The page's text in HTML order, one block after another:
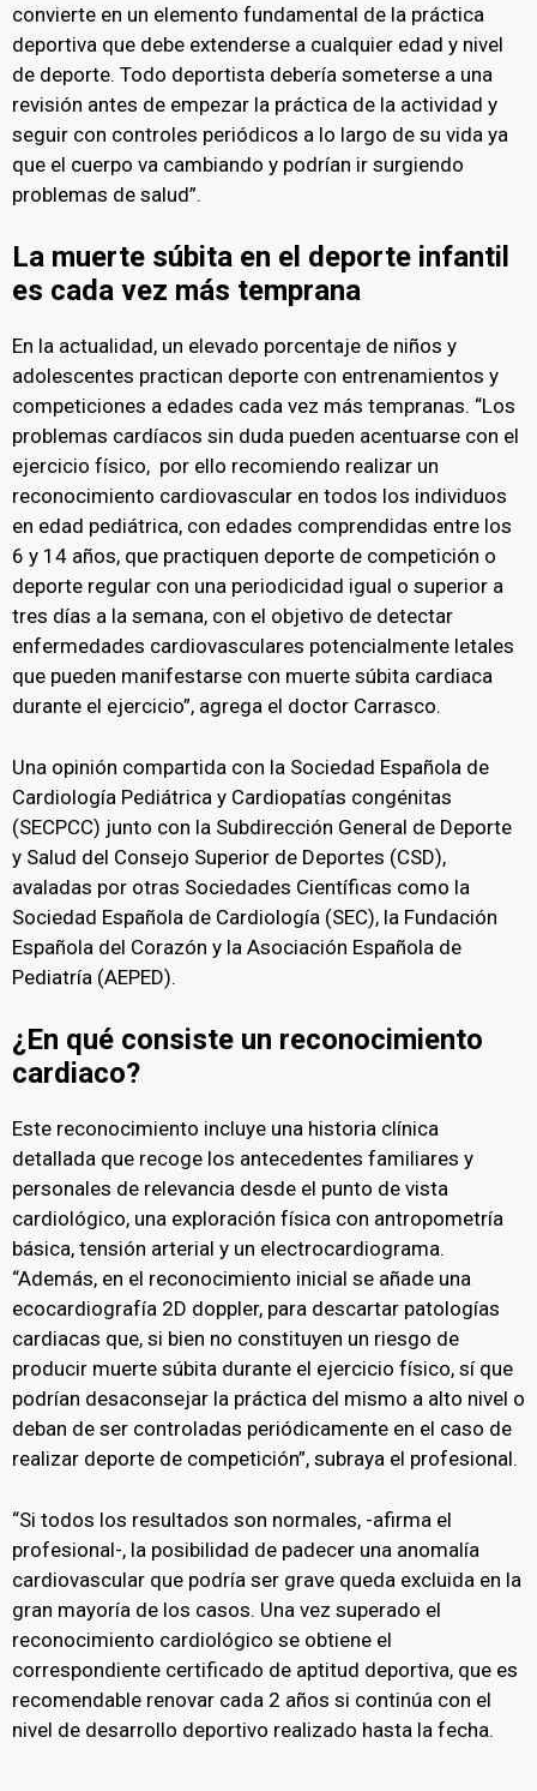
convierte en un elemento fundamental de la práctica
deportiva que debe extenderse a cualquier edad y nivel
de deporte. Todo deportista debería someterse a una
revisión antes de empezar la práctica de la actividad y
seguir con controles periódicos a lo largo de su vida ya
que el cuerpo va cambiando y podrían ir surgiendo
problemas de salud”.
La muerte súbita en el deporte infantil
es cada vez más temprana
En la actualidad, un elevado porcentaje de niños y
adolescentes practican deporte con entrenamientos y
competiciones a edades cada vez más tempranas. “Los
problemas cardíacos sin duda pueden acentuarse con el
ejercicio físico, por ello recomiendo realizar un
reconocimiento cardiovascular en todos los individuos
en edad pediátrica, con edades comprendidas entre los
6 y 14 años, que practiquen deporte de competición o
deporte regular con una periodicidad igual o superior a
tres días a la semana, con el objetivo de detectar
enfermedades cardiovasculares potencialmente letales
que pueden manifestarse con muerte súbita cardiaca
durante el ejercicio”, agrega el doctor Carrasco.
Una opinión compartida con la Sociedad Española de
Cardiología Pediátrica y Cardiopatías congénitas
(SECPCC) junto con la Subdirección General de Deporte
y Salud del Consejo Superior de Deportes (CSD),
avaladas por otras Sociedades Científicas como la
Sociedad Española de Cardiología (SEC), la Fundación
Española del Corazón y la Asociación Española de
Pediatría (AEPED).
¿En qué consiste un reconocimiento
cardiaco?
Este reconocimiento incluye una historia clínica
detallada que recoge los antecedentes familiares y
personales de relevancia desde el punto de vista
cardiológico, una exploración física con antropometría
básica, tensión arterial y un electrocardiograma.
“Además, en el reconocimiento inicial se añade una
ecocardiografía 2D doppler, para descartar patologías
cardiacas que, si bien no constituyen un riesgo de
producir muerte súbita durante el ejercicio físico, sí que
podrían desaconsejar la práctica del mismo a alto nivel o
deban de ser controladas periódicamente en el caso de
realizar deporte de competición”, subraya el profesional.
“Si todos los resultados son normales, -afirma el
profesional-, la posibilidad de padecer una anomalía
cardiovascular que podría ser grave queda excluida en la
gran mayoría de los casos. Una vez superado el
reconocimiento cardiológico se obtiene el
correspondiente certificado de aptitud deportiva, que es
recomendable renovar cada 2 años si continúa con el
nivel de desarrollo deportivo realizado hasta la fecha.